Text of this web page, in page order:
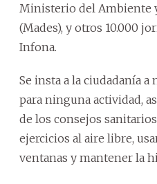
Ministerio del Ambiente
(Mades), y otros 10.000
Infona.
Se insta a la ciudadanía
para ninguna actividad,
de los consejos
ejercicios al aire libre,
ventanas y mantener la